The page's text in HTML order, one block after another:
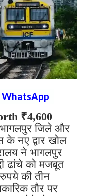
WhatsApp
₹4,600
भागलपुर जिले और
नए द्वार खोल
ने भागलपुर
ढांचे को मजबूत
की तीन
तौर पर